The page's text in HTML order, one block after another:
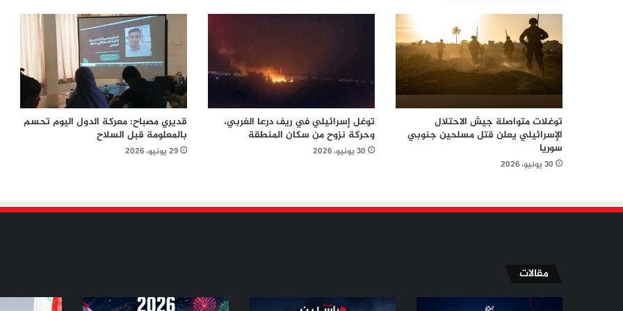
النقب.. تصعيد بحق الأسرى والصليب
الأحمر ينتظر الإذن
لماذا يفكر الشباب العربي في الهجرة؟
أرقام تكشف الدول الأكثر رغبة
وسيناريوهات الملف حتى 2030
مفصلية في العلاقات
توغلات متواصلة جيش الاحتلال
الإسرائيلي يعلن قتل مسلحين جنوبي
سوريا
30 يونيو، 2026
توغل إسرائيلي في ريف درعا الغربي،
وحركة نزوح من سكان المنطقة
30 يونيو، 2026
قديري مصباح: معركة الدول اليوم تحسم
بالمعلومة قبل السلاح
29 يونيو، 2026
مقالات
الإسلاميون
مسيّرة
من
من